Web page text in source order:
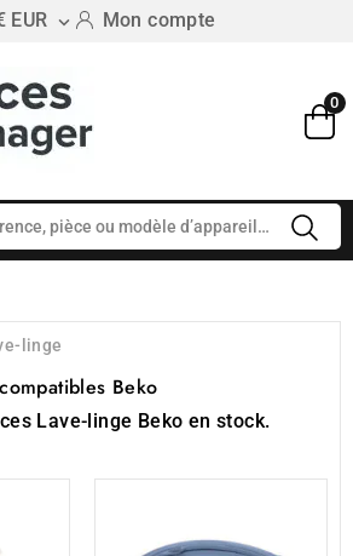
EUR  Mon compte
0
linge
Beko
Lave-linge Beko en stock.